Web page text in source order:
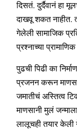
दिसतं. दुर्दैवानं हा
दाखवू शकत नाहीत.
गेलेली सामाजिक
प्रश्नाच्या
पुढची पिढी का
प्रजनन करून
जमातीचं अस्तित्व
माणसानी मुलं
लालूचही तयार केली